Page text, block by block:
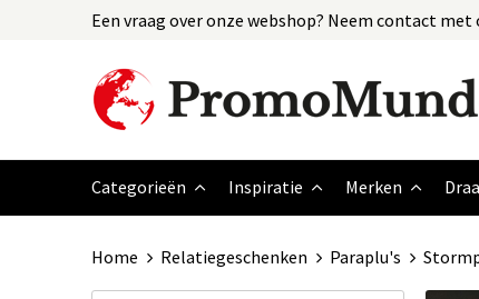
Een vraag over onze webshop? Neem contact
Categorieën Inspiratie Merken
Home Relatiegeschenken Paraplu's